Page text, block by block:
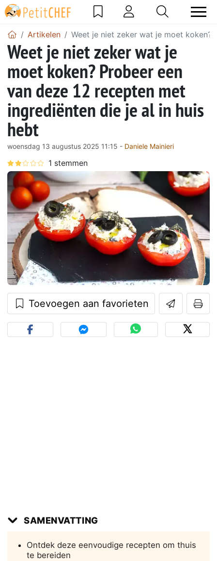
Artikelen Weet je niet zeker wat je moet koken?
Weet je niet zeker wat je
moet koken? Probeer een
van deze 12 recepten met
ingrediënten die je al in huis
hebt
woensdag 13 augustus 2025 11:15 - Daniele Mainieri
Toevoegen aan favorieten
SAMENVATTING
Ontdek deze eenvoudige recepten om thuis
te bereiden